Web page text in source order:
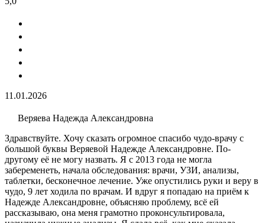
11.01.2026
Веряева Надежда Александровна
Здравствуйте. Хочу сказать огромное спасибо чудо-врачу с
большой буквы Веряевой Надежде Александровне. По-
другому её не могу назвать. Я с 2013 года не могла
забеременеть, начала обследования: врачи, УЗИ​, анализы​,
таблетки, бесконечное лечение. Уже опустились руки и веру в
чудо, 9 лет ходила по врачам. И вдруг я попадаю на приём к
Надежде Александровне, объясняю проблему, всё ей
рассказываю, она меня грамотно проконсультировала,